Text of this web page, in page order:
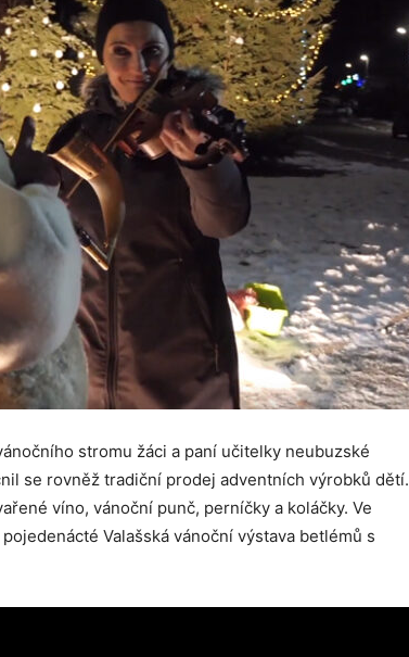
stromu žáci a paní učitelky neubuzské
se rovněž tradiční prodej adventních výrobků dětí.
víno, vánoční punč, perníčky a koláčky. Ve
Valašská vánoční výstava betlémů s